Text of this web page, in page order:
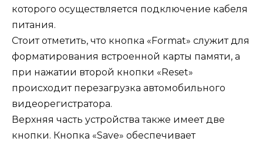
которого осуществляется подключение кабеля
питания.
Стоит отметить, что кнопка «Format» служит для
форматирования встроенной карты памяти, а
при нажатии второй кнопки «Reset»
происходит перезагрузка автомобильного
видеорегистратора.
Верхняя часть устройства также имеет две
кнопки. Кнопка «Save» обеспечивает